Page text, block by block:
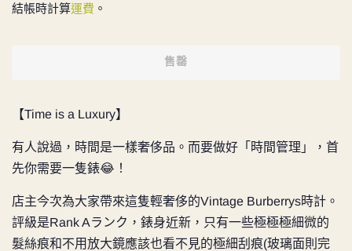
結帳時計算運費 。
售罄
【Time is a Luxury】
有人說過，時間是一樣奢侈品。而要做好「時間管理」，首
先你需要一隻錶😂！
店主今次為大家帶來這隻輕奢侈的Vintage Burberrys時計。
評級是Rank Aランク，錶身近新，只有一些極極極細微的
髮絲痕和不用放大鏡應該也看不見的極細刮痕(玻璃面則完